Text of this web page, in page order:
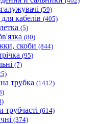
(59)
кабелів (405)
(5)
(80)
скоби (844)
(95)
(7)
трубка (1412)
(614)
(374)